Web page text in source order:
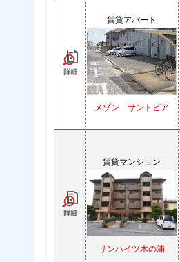
賃貸アパート
メゾン サントピア
賃貸マンション
サンハイツ木の浦